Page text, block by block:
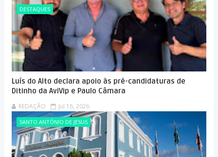
DESTAQUES
Luís do Alto declara apoio às pré-candidaturas de
Ditinho da AviVip e Paulo Câmara
REDAÇÃO Jul 16, 2026
SANTO ANTÔNIO DE JESUS